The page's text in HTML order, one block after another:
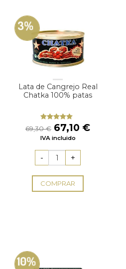
3%
Lata de Cangrejo Real
Chatka 100% patas
Valorado
con
4.75
de 5
69,30€ El
precio
era:
69,30 €.
67,10 €El
IVA incluido
COMPRAR
10%